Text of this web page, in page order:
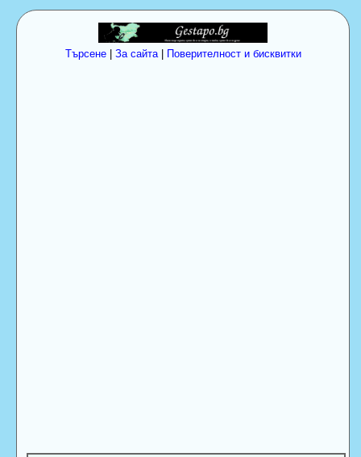
Търсене| За сайта| Поверителност и бисквитки